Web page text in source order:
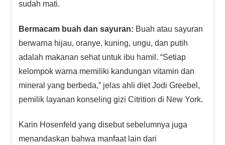
sudah mati.
Bermacam buah dan sayuran: Buah atau sayuran
berwarna hijau, oranye, kuning, ungu, dan putih
adalah makanan sehat untuk ibu hamil. “Setiap
kelompok warna memiliki kandungan vitamin dan
mineral yang berbeda,” jelas ahli diet Jodi Greebel,
pemilik layanan konseling gizi Citrition di New York.
Karin Hosenfeld yang disebut sebelumnya juga
menandaskan bahwa manfaat lain dari